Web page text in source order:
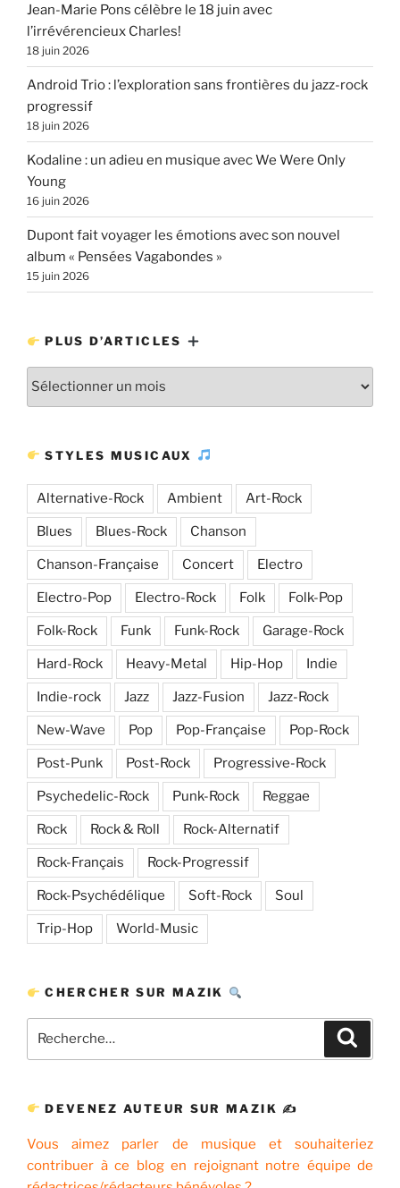
Jean-Marie Pons célèbre le 18 juin avec
l’irrévérencieux Charles!
18 juin 2026
Android Trio : l’exploration sans frontières du jazz-rock
progressif
18 juin 2026
Kodaline : un adieu en musique avec We Were Only
Young
16 juin 2026
Dupont fait voyager les émotions avec son nouvel
album « Pensées Vagabondes »
15 juin 2026
PLUS D’ARTICLES
STYLES MUSICAUX
Alternative-Rock Ambient Art-Rock
Blues Blues-Rock Chanson
Chanson-Française Concert Electro
Electro-Pop Electro-Rock Folk Folk-Pop
Folk-Rock Funk Funk-Rock Garage-Rock
Hard-Rock Heavy-Metal Hip-Hop Indie
Indie-rock Jazz Jazz-Fusion Jazz-Rock
New-Wave Pop Pop-Française Pop-Rock
Post-Punk Post-Rock Progressive-Rock
Psychedelic-Rock Punk-Rock Reggae
Rock Rock & Roll Rock-Alternatif
Rock-Français Rock-Progressif
Rock-Psychédélique Soft-Rock Soul
Trip-Hop World-Music
CHERCHER SUR MAZIK
pour
DEVENEZ AUTEUR SUR MAZIK ✍
Vous aimez parler de musique et souhaiteriez
contribuer à ce blog en rejoignant notre équipe de